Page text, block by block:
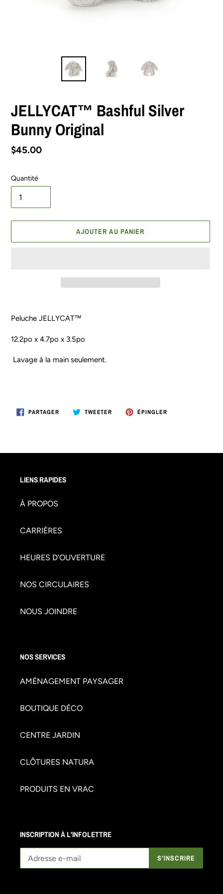
JELLYCAT™ Bashful Silver
Bunny Original
Prix
$45.00
Quantité
AJOUTER AU PANIER
d'un
à
panier
Peluche JELLYCAT™
12.2po x 4.7po x 3.5po
Lavage à la main seulement.
PARTAGERPARTAGER
SUR
TWEETER TWEETERÉPINGLER
LIENS RAPIDES
À PROPOS
CARRIÈRES
HEURES D'OUVERTURE
NOS CIRCULAIRES
NOUS JOINDRE
NOS SERVICES
AMÉNAGEMENT PAYSAGER
BOUTIQUE DÉCO
CENTRE JARDIN
CLÔTURES NATURA
PRODUITS EN VRAC
INSCRIPTION À L'INFOLETTRE
S'INSCRIRE